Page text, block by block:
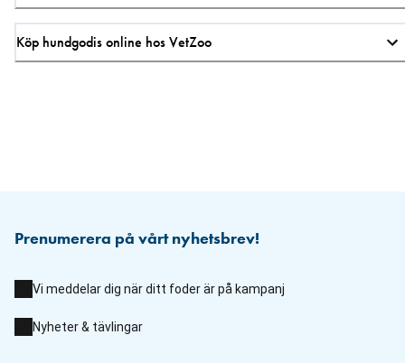
Köp hundgodis online hos VetZoo
Prenumerera på vårt nyhetsbrev!
Vi meddelar dig när ditt foder är på kampanj
Nyheter & tävlingar